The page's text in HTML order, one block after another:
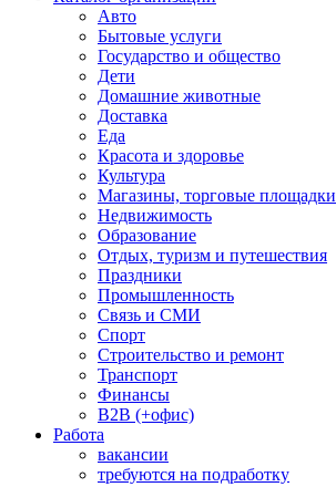
Авто
Бытовые услуги
Государство и общество
Дети
Домашние животные
Доставка
Еда
Красота и здоровье
Культура
Магазины, торговые площадки
Недвижимость
Образование
Отдых, туризм и путешествия
Праздники
Промышленность
Связь и СМИ
Спорт
Строительство и ремонт
Транспорт
Финансы
B2B (+офис)
Работа
вакансии
требуются на подработку